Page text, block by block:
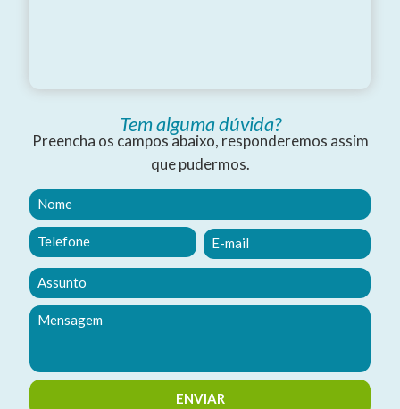
Tem alguma dúvida?
Preencha os campos abaixo, responderemos assim
que pudermos.